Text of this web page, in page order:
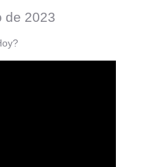
de 2023